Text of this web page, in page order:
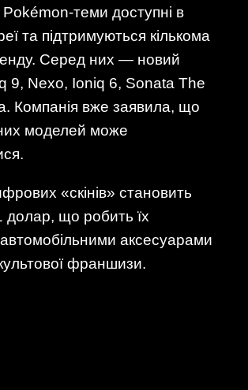
теми доступні в
та підтримуються кількома
Серед них — новий
9, Nexo, Ioniq 6, Sonata The
Компанія вже заявила, що
моделей може
«скі­нів» становить
долар, що робить їх
аксесуарами
франшизи.